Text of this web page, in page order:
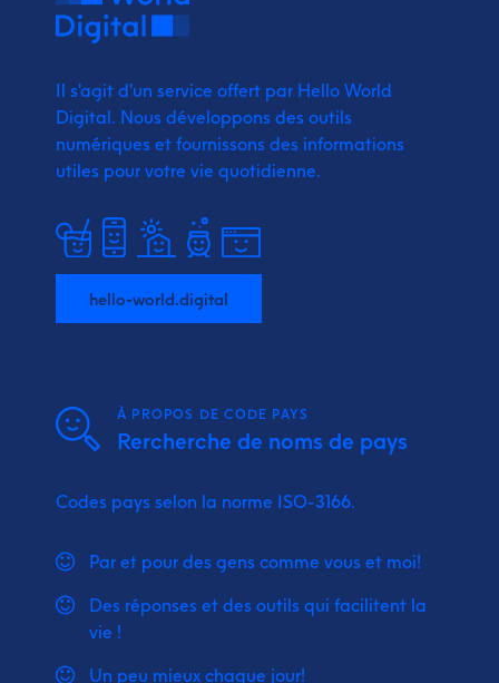
Il s'agit d'un service offert par Hello World
Digital. Nous développons des outils
numériques et fournissons des informations
utiles pour votre vie quotidienne.
hello-world.digital
À PROPOS DE CODE PAYS
Rercherche de noms de pays
Codes pays selon la norme ISO-3166.
Par et pour des gens comme vous et moi!
Des réponses et des outils qui facilitent la
vie !
Un peu mieux chaque jour!